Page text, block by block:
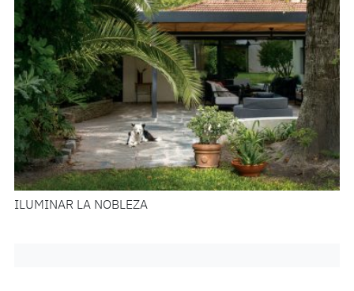
ILUMINAR LA NOBLEZA